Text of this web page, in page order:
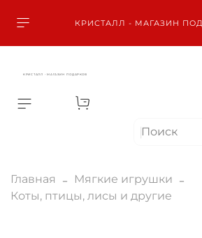
КРИСТАЛЛ - МАГАЗИН
КРИСТАЛЛ - МАГАЗИН ПОДАРКОВ
Главная
Мягкие игрушки
Коты, птицы, лисы и другие